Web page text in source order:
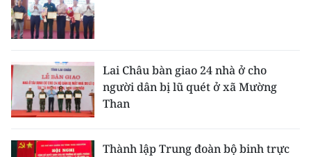
Lai Châu bàn giao 24 nhà ở cho
người dân bị lũ quét ở xã Mường
Than
Thành lập Trung đoàn bộ binh trực